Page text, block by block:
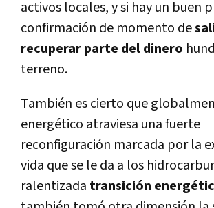
activos locales, y si hay un buen
confirmación de momento de
recuperar parte del dinero
terreno.
También es cierto que
energético atraviesa una fuerte
reconfiguración marcada por la
vida que se le da a los
ralentizada transición